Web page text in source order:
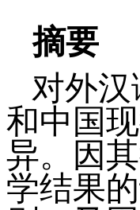
摘要
对外
和中国
异。因
学结果